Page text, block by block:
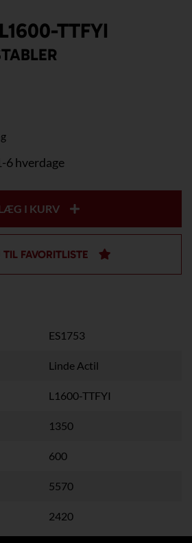
TTFYI
6 hverdage
I KURV
FAVORITLISTE
ES1753
Linde Actil
L1600-TTFYI
1350
600
5570
2420